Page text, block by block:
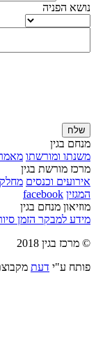
נושא הפניה
שלח
מנחם בגין
משנתו ומורשתו
מרכז מורשת בגין
אירועים וכנסים
המגזין facebook
מוזיאון מנחם בגין
מידע למבקר הזמן
© מרכז בגין 2018
פותח ע"י דעת